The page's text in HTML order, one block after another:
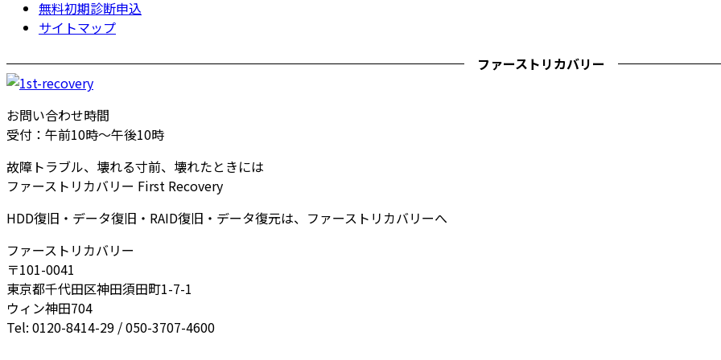
無料初期診断申込
サイトマップ
ファーストリカバリー
お問い合わせ時間
受付：午前10時～午後10時
故障トラブル、壊れる寸前、壊れたときには
ファーストリカバリー First Recovery
HDD復旧・データ復旧・RAID復旧・データ復元は、ファーストリカバリーへ
ファーストリカバリー
〒101-0041
東京都千代田区神田須田町1-7-1
ウィン神田704
Tel: 0120-8414-29 / 050-3707-4600